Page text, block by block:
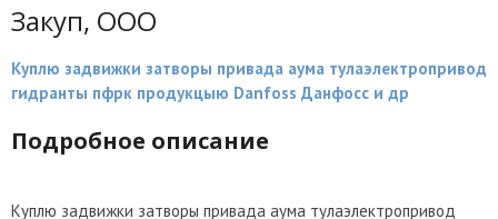
Закуп, ООО
Куплю задвижки затворы привада аума тулаэлектропривод
гидранты пфрк продукцыю Danfoss Данфосс и др
Подробное описание
Куплю задвижки затворы привада аума тулаэлектропривод